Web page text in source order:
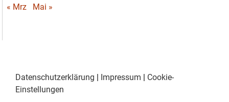
« Mrz
Mai »
Datenschutzerklärung Impressum
Cookie-
Einstellungen